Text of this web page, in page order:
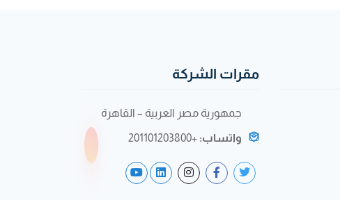
مقرات الشركة
جمهورية مصر العربية – القاهرة
واتساب: +201101203800